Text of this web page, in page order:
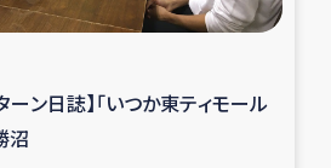
民際教育事業
による食品加工事業
ーン日誌】「いつか東ティモール
沼